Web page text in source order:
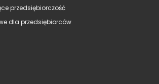
przedsiębiorczość
dla przedsiębiorców